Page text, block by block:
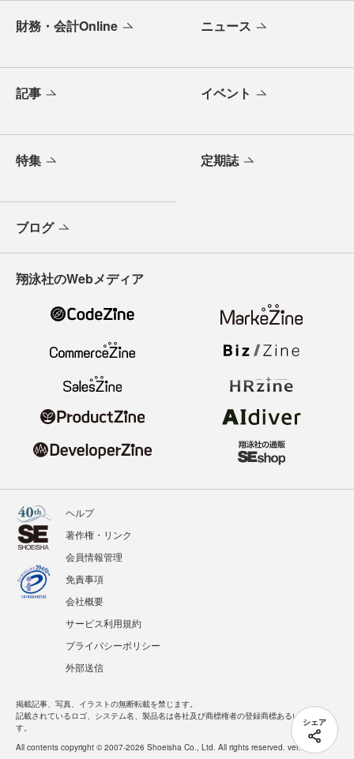
シェア
財務・会計Online ニュース
記事 イベント
特集 定期誌
ブログ
翔泳社のWebメディア
ヘルプ
著作権・リンク
会員情報管理
免責事項
会社概要
サービス利用規約
プライバシーポリシー
外部送信
掲載記事、写真、イラストの無断転載を禁じます。
記載されているロゴ、システム名、製品名は各社及び商標権者の登録商標あるいは商標で
す。
All contents copyright © 2007-2026 Shoeisha Co., Ltd. All rights reserved. ver.1.5